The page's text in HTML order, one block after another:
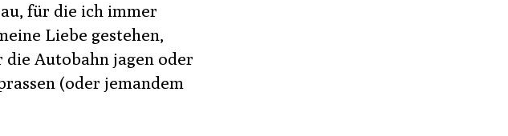
für die ich immer
Liebe gestehen,
Autobahn jagen oder
(oder jemandem